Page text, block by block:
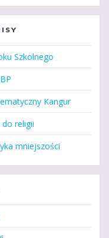
Szkolnego
Kangur
religii
mniejszości